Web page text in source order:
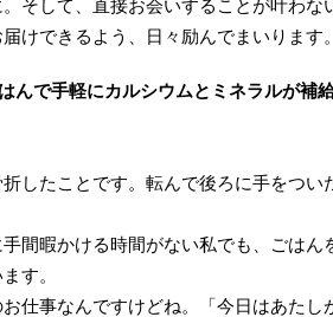
そして、直接お会いすることが叶わな
けできるよう、日々励んでまいります。
んで手軽にカルシウムとミネラルが補
したことです。転んで後ろに手をつい
間暇かける時間がない私でも、ごはん
す。
仕事なんですけどね。「今日はあたし